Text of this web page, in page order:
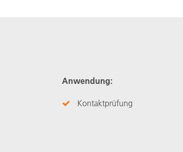
Anwendung:
Kontaktprüfung